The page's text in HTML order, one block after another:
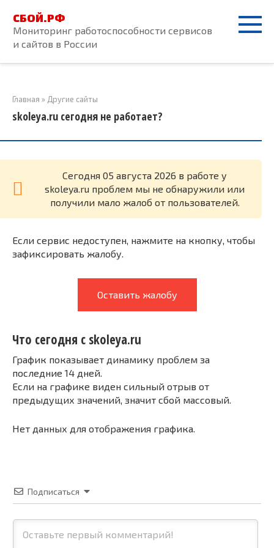
контенту
СБОЙ.РФ
Мониторинг работоспособности сервисов
и сайтов в России
Главная » Другие сайты
skoleya.ru сегодня не работает?
Cегодня 05 августа 2026 в работе у
skoleya.ru проблем мы не обнаружили или
получили мало жалоб от пользователей.
Если сервис недоступен, нажмите на кнопку, чтобы
зафиксировать жалобу.
Оставить жалобу
Что сегодня с skoleya.ru
График показывает динамику проблем за
последние 14 дней.
Если на графике виден сильный отрыв от
предыдущих значений, значит сбой массовый.
Нет данных для отображения графика.
Подписаться